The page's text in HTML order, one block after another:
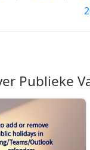
Publieke